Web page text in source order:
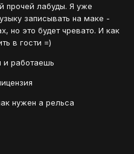
прочей лабуды. Я уже
записывать на маке -
но это будет чревато. И как
в гости =)
и работаешь
нужен а рельса